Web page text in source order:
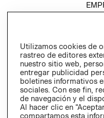
Utilizamos cookies de
rastreo de editores
nuestro sitio web,
entregar publicidad
boletines informativos
sociales. Con ese fin,
de navegación y el
Al hacer clic en
compartamos esta